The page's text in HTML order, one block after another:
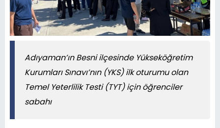
Adıyaman’ın Besni ilçesinde Yükseköğretim
Kurumları Sınavı’nın (YKS) ilk oturumu olan
Temel Yeterlilik Testi (TYT) için öğrenciler
sabahı